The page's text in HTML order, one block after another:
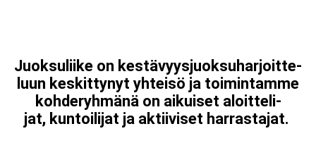
Juok­su­lii­ke on kes­tä­vyys­juok­su­har­joit­te­
luun kes­kit­ty­nyt yhteisö ja toi­min­tam­me
koh­de­ryh­mä­nä on aikuiset aloit­te­li­
jat, kun­toilijat ja ak­tii­vi­set har­ras­ta­jat.